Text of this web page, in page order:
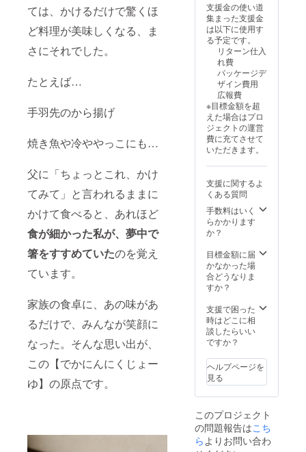
ては、かけるだけで驚くほ
ど料理が美味しくなる、ま
さにそれでした。
たとえば…
手羽先のから揚げ
焼き魚や冷ややっこにも…
父に「ちょっとこれ、かけ
てみて」と言われるままに
かけて食べると、あれほど
食が細かった私が、夢中で
箸をすすめていたのを覚え
ています。
家族の食卓に、あの味があ
るだけで、みんなが笑顔に
なった。そんな思い出が、
この【でかにんにくじょー
ゆ】の原点です。
ム等で
のご紹
介 注意
事項：
支援
ず備考
欄に掲
載を希
望され
るお名
前をご
記入く
ださい
ロゴや
バナー
などの
画像の
受け渡
いて
は、プ
ロジェ
クト終
お送り
する
メール
をご確
さい。
支援金の使い道
集まった支援金
は以下に使用す
る予定です。
リターン仕入
れ費
パッケージデ
ザイン費用
広報費
※目標金額を超
えた場合はプロ
ジェクトの運営
費に充てさせて
いただきます。
支援に関するよ
くある質問
手数料はいく
らかかります
か？
目標金額に届
かなかった場
合どうなりま
すか？
支援で困った
時はどこに相
談したらいい
ですか？
ヘルプページを
見る
このプロジェクト
の問題報告はこち
らよりお問い合わ